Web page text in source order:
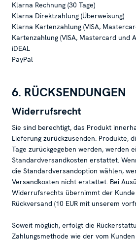
Klarna Rechnung (30 Tage)
Klarna Direktzahlung (Überweisung)
Klarna Kartenzahlung (VISA,
Kartenzahlung (VISA, Mastercard und
iDEAL
PayPal
6. RÜCKSENDUNGEN
Widerrufsrecht
Sie sind berechtigt, das Produkt
Lieferung zurückzusenden. Produkte,
Tage zurückgegeben werden, werden
Standardversandkosten erstattet.
die Standardversandoption wählen,
Versandkosten nicht erstattet. Bei
Widerrufsrechts übernimmt der
Rückversand (10 EUR mit unserem
Soweit möglich, erfolgt die
Zahlungsmethode wie der vom